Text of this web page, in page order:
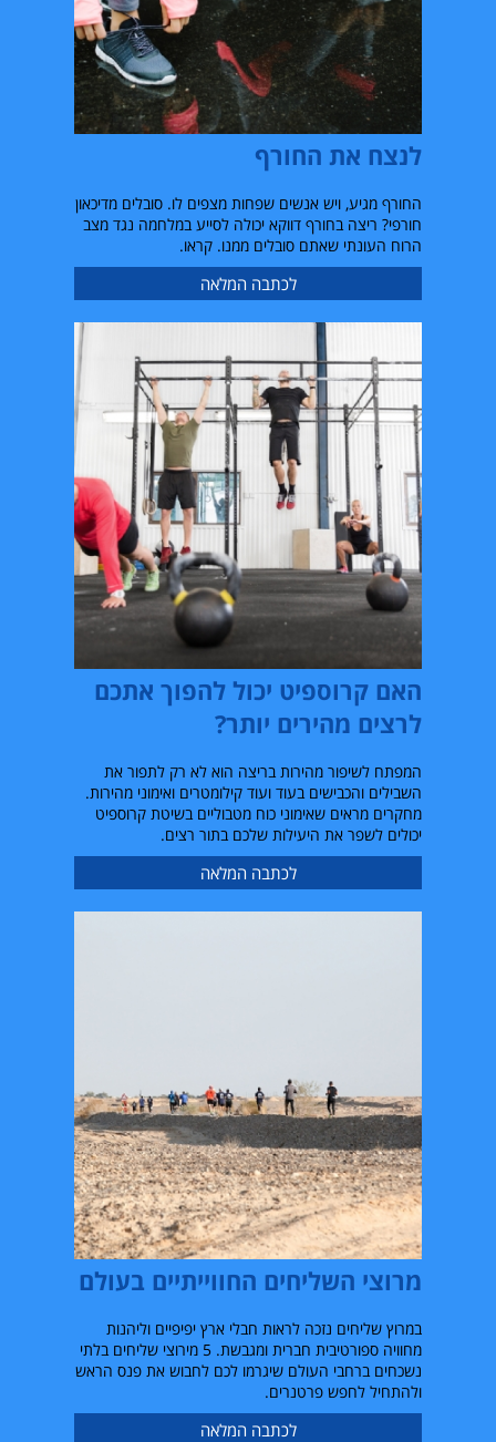
לנצח את החורף
החורף מגיע, ויש אנשים שפחות מצפים לו. סובלים מדיכאון
חורפי? ריצה בחורף דווקא יכולה לסייע במלחמה נגד מצב
הרוח העונתי שאתם סובלים ממנו. קראו.
לכתבה המלאה
האם קרוספיט יכול להפוך אתכם
לרצים מהירים יותר?
המפתח לשיפור מהירות בריצה הוא לא רק לתפור את
השבילים והכבישים בעוד ועוד קילומטרים ואימוני מהירות.
מחקרים מראים שאימוני כוח מטבוליים בשיטת קרוספיט
יכולים לשפר את היעילות שלכם בתור רצים.
לכתבה המלאה
מרוצי השליחים החווייתיים בעולם
במרוץ שליחים נזכה לראות חבלי ארץ יפיפיים וליהנות
מחוויה ספורטיבית חברית ומגבשת. 5
מירוצי שליחים בלתי
נשכחים ברחבי העולם שיגרמו לכם לחבוש את פנס הראש
ולהתחיל לחפש פרטנרים.
לכתבה המלאה